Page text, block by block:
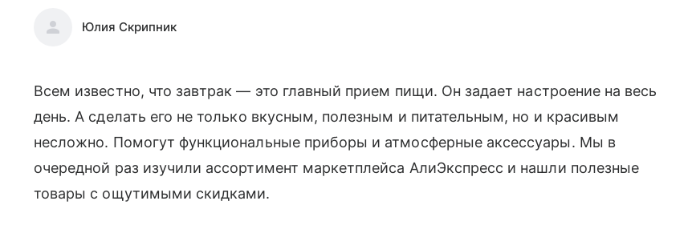
Юлия Скрипник
Всем известно, что завтрак — это главный прием пищи. Он задает настроение на весь
день. А сделать его не только вкусным, полезным и питательным, но и красивым
несложно. Помогут функциональные приборы и атмосферные аксессуары. Мы в
очередной раз изучили ассортимент маркетплейса АлиЭкспресс и нашли полезные
товары с ощутимыми скидками.